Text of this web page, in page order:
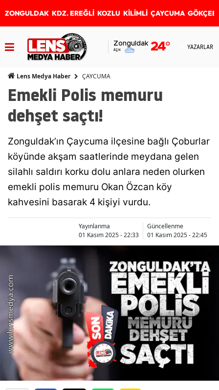
ZONGULDAK KDZ. EREĞLİ KOZLU KİLİMLİ ÇAYCUMA
Zonguldak
Açık 24° YAZARLAR
Lens Medya Haber ÇAYCUMA
Emekli Polis memuru
dehşet saçtı!
Zonguldak’ın Çaycuma ilçesine bağlı Çoburlar
köyünde akşam saatlerinde meydana gelen
silahlı saldırı korku dolu anlara neden olurken
emekli polis memuru Okan Özcan köy
kahvesini basarak 4 kişiyi vurdu.
Yayınlanma
01 Kasım 2025 - 22:33
Güncellenme
01 Kasım 2025 - 22:45